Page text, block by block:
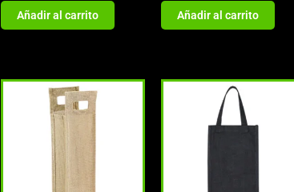
Añadir al carrito Añadir al carrito